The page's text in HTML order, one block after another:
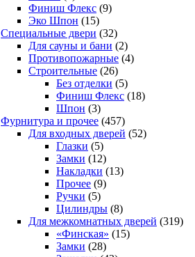
Финиш Флекс (9)
Эко Шпон (15)
Специальные двери (32)
Для сауны и бани (2)
Противопожарные (4)
Строительные (26)
Без отделки (5)
Финиш Флекс (18)
Шпон (3)
Фурнитура и прочее (457)
Для входных дверей (52)
Глазки (5)
Замки (12)
Накладки (13)
Прочее (9)
Ручки (5)
Цилиндры (8)
Для межкомнатных дверей (319)
«Финская» (15)
Замки (28)